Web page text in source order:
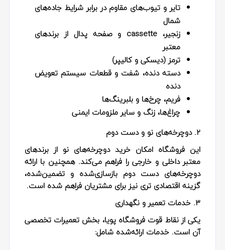
تایر و تیوب‌های مقاوم در برابر شرایط جاده‌های
شمال
زنجیر، cassette و صفحه‌ پدال از برندهای
معتبر
ترمز (دیسکی و کالیپر)
دسته‌ دنده، شفت و قطعات سیستم تعویض
دنده
فریم، چرخ‌ها و بلبرینگ‌ها
چراغ‌ها، زنگ و سایر ملزومات ایمنی
۲. دوچرخه‌های نو و دست‌ دوم
این فروشگاه امکان خرید دوچرخه‌های نو از برندهای
معتبر داخلی و خارجی را فراهم می‌کند. همچنین با ارائه
دوچرخه‌های دست‌ دوم بازسازی‌شده و تضمین‌شده،
گزینه اقتصادی‌ تری نیز برای مشتریان فراهم شده است.
۳. خدمات تعمیر و نگهداری
یکی از نقاط قوت فروشگاه پویا، بخش تعمیرات تخصصی
آن است. خدمات ارائه‌شده شامل: